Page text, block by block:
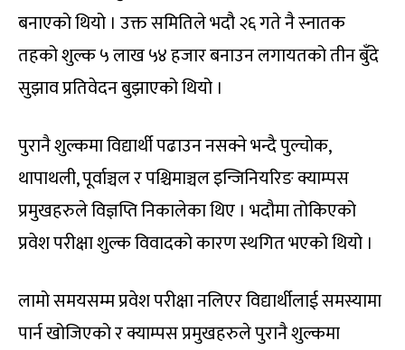
बनाएको थियो । उक्त समितिले भदौ २६ गते नै स्नातक
तहको शुल्क ५ लाख ५४ हजार बनाउन लगायतको तीन बुँदे
सुझाव प्रतिवेदन बुझाएको थियो ।
पुरानै शुल्कमा विद्यार्थी पढाउन नसक्ने भन्दै पुल्चोक,
थापाथली, पूर्वाञ्चल र पश्चिमाञ्चल इन्जिनियरिङ क्याम्पस
प्रमुखहरुले विज्ञप्ति निकालेका थिए । भदौमा तोकिएको
प्रवेश परीक्षा शुल्क विवादको कारण स्थगित भएको थियो ।
लामो समयसम्म प्रवेश परीक्षा नलिएर विद्यार्थीलाई समस्यामा
पार्न खोजिएको र क्याम्पस प्रमुखहरुले पुरानै शुल्कमा